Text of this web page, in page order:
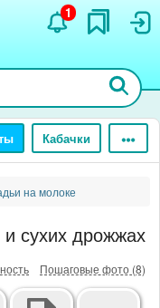
1
Кабачки
на молоке
сухих дрожжах
Пошаговые фото (8)